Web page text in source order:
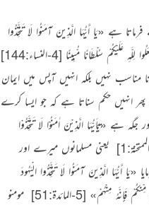
ہے «يَا أَيُّهَا الَّذِينَ آمَنُوا لَا تَتَّخِذُوا
عَلَيْكُمْ سُلْطَانًا مُّبِينًا [4-النساء:144]
مناسب نہیں بلکہ انہیں آپس میں ایمان
انہیں حکم سناتا ہے کہ جو ایسا کرے
جگہ ہے «يٰٓاَيُّهَا الَّذِيْنَ اٰمَنُوْا لَا تَتَّخِذُوْا
‏ یعنی مسلمانوں میرے اور
«يَا أَيُّهَا الَّذِينَ آمَنُوا لَا تَتَّخِذُوا الْيَهُودَ
فَإِنَّهُ مِنْهُمْ» [5-المائدة:51]
‏ مومنو